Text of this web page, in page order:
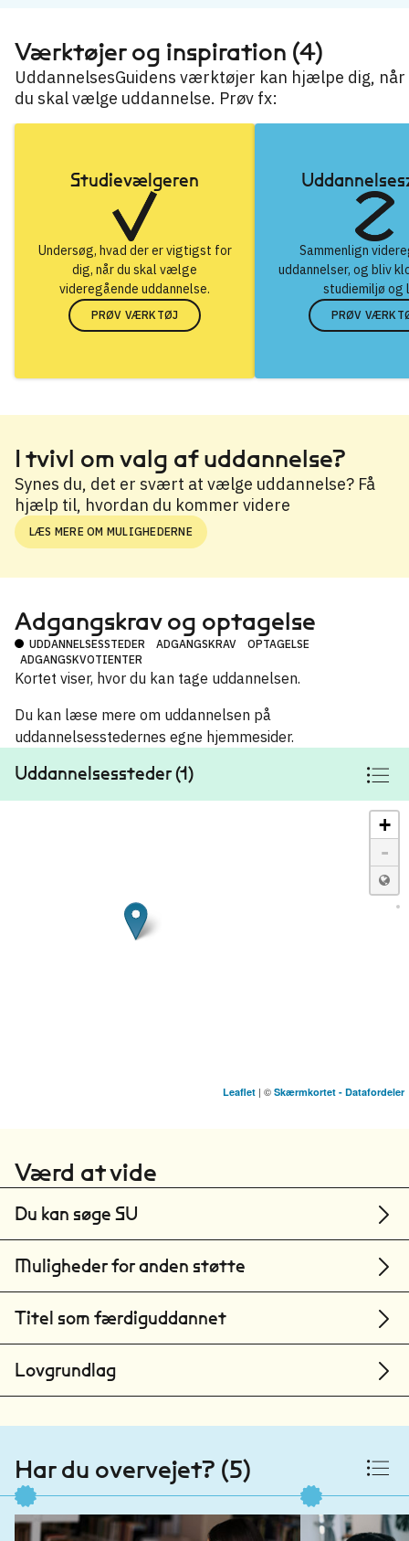
Værktøjer og inspiration (4)
UddannelsesGuidens værktøjer kan hjælpe dig, når
du skal vælge uddannelse. Prøv fx:
Studievælgeren
Undersøg, hvad der er vigtigst for
dig, når du skal vælge
videregående uddannelse.
PRØV VÆRKTØJ
Sammenlign
uddannelser, og bliv
studiemiljø og
PRØV
I tvivl om valg af uddannelse?
Synes du, det er svært at vælge uddannelse? Få
hjælp til, hvordan du kommer videre
LÆS MERE OM MULIGHEDERNE
Adgangskrav og optagelse
UDDANNELSESSTEDER ADGANGSKRAV
OPTAGELSE
ADGANGSKVOTIENTER
Kortet viser, hvor du kan tage uddannelsen.
Du kan læse mere om uddannelsen på
uddannelsesstedernes egne hjemmesider.
Uddannelsessteder (1)
+
-
Leaflet | © Skærmkortet - Datafordeler
Værd at vide
Du kan søge SU
Muligheder for anden støtte
Titel som færdiguddannet
Lovgrundlag
Har du overvejet? (5)